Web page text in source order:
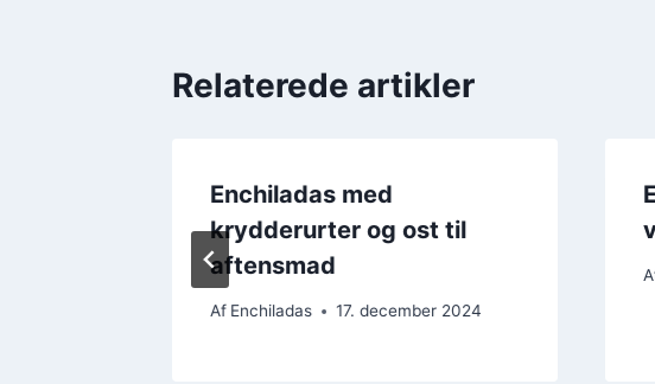
Relaterede artikler
Enchiladas med
krydderurter og ost til
aftensmad
Af Enchiladas 17. december 2024